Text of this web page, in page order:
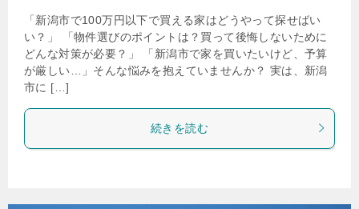
「新潟市で100万円以下で買える家はどうやって探せばい
い？」 「物件選びのポイントは？買って後悔しないために
どんな対策が必要？」 「新潟市で家を買いたいけど、予算
が厳しい…」そんな悩みを抱えていませんか？ 実は、新潟
市に […]
続きを読む